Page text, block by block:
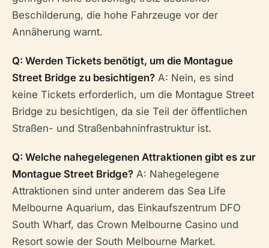
Beschilderung, die hohe Fahrzeuge vor der
Annäherung warnt.
Q: Werden Tickets benötigt, um die Montague
Street Bridge zu besichtigen? A: Nein, es sind
keine Tickets erforderlich, um die Montague Street
Bridge zu besichtigen, da sie Teil der öffentlichen
Straßen- und Straßenbahninfrastruktur ist.
Q: Welche nahegelegenen Attraktionen gibt es zur
Montague Street Bridge? A: Nahegelegene
Attraktionen sind unter anderem das Sea Life
Melbourne Aquarium, das Einkaufszentrum DFO
South Wharf, das Crown Melbourne Casino und
Resort sowie der South Melbourne Market.